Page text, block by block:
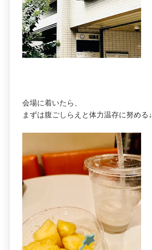
会場に着いたら、
まずは腹ごしらえと体力温存に努める↓